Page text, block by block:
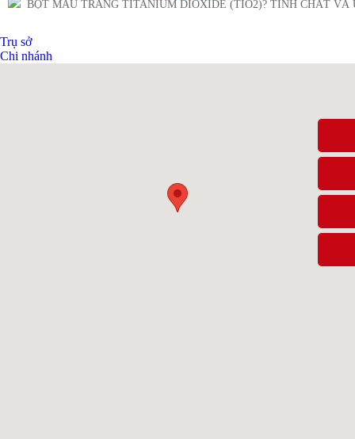
BỘT MÀU TRẮNG TITANIUM DIOXIDE (TIO2)? TÍNH CHẤT VÀ
Trụ sở
Chi nhánh